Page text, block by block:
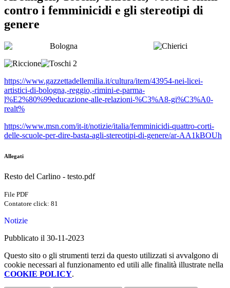
contro i femminicidi e gli stereotipi di
genere
https://www.gazzettadellemilia.it/cultura/item/43954-nei-licei-
artistici-di-bologna,-reggio,-rimini-e-parma-
l%E2%80%99educazione-alle-relazioni-%C3%A8-gi%C3%A0-
realt%
https://www.msn.com/it-it/notizie/italia/femminicidi-quattro-corti-
delle-scuole-per-dire-basta-agli-stereotipi-di-genere/ar-AA1kBOUh
Allegati
Resto del Carlino - testo.pdf
File PDF
Contatore click: 81
Notizie
Pubblicato il 30-11-2023
Questo sito o gli strumenti terzi da questo utilizzati si avvalgono di
cookie necessari al funzionamento ed utili alle finalità illustrate nella
COOKIE POLICY.